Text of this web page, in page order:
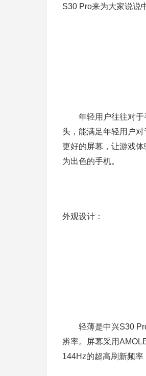
S30 Pro来为大家说说
年轻用户往往对于手
头，能满足年轻用户
更好的屏幕，让游戏
为出色的手机。
外观设计：
轻薄是中兴S30 Pro
辨率。屏幕采用
144Hz的超高刷新频率